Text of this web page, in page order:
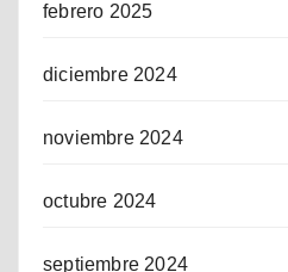
febrero 2025
diciembre 2024
noviembre 2024
octubre 2024
septiembre 2024